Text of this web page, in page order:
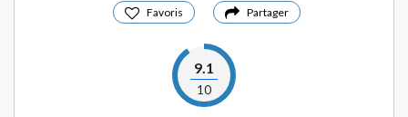
Favoris Partager
9.1
10